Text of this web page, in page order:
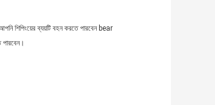
শিপিংয়ের ব্যয়টি বহন করতে পারবেন bear